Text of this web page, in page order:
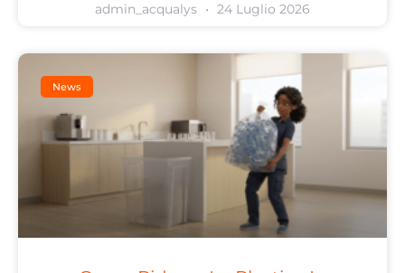
admin_acqualys 24 Luglio 2026
News